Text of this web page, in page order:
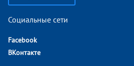
Социальные сети
Facebook
ВКонтакте